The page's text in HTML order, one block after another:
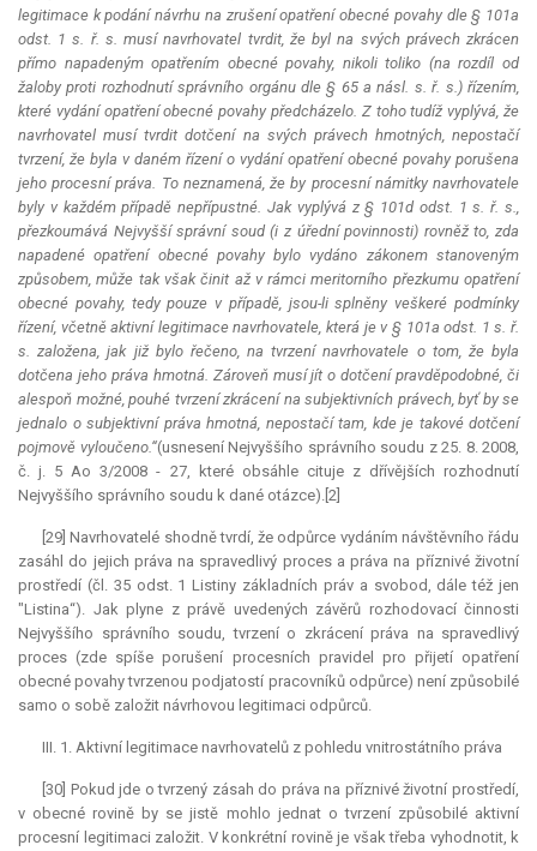
legitimace k podání návrhu na zrušení opatření obecné povahy dle § 101a
odst. 1 s. ř. s. musí navrhovatel tvrdit, že byl na svých právech zkrácen
přímo napadeným opatřením obecné povahy, nikoli toliko (na rozdíl od
žaloby proti rozhodnutí správního orgánu dle § 65 a násl. s. ř. s.) řízením,
které vydání opatření obecné povahy předcházelo. Z toho tudíž vyplývá, že
navrhovatel musí tvrdit dotčení na svých právech hmotných, nepostačí
tvrzení, že byla v daném řízení o vydání opatření obecné povahy porušena
jeho procesní práva. To neznamená, že by procesní námitky navrhovatele
byly v každém případě nepřípustné. Jak vyplývá z § 101d odst. 1 s. ř. s.,
přezkoumává Nejvyšší správní soud (i z úřední povinnosti) rovněž to, zda
napadené opatření obecné povahy bylo vydáno zákonem stanoveným
způsobem, může tak však činit až v rámci meritorního přezkumu opatření
obecné povahy, tedy pouze v případě, jsou-li splněny veškeré podmínky
řízení, včetně aktivní legitimace navrhovatele, která je v § 101a odst. 1 s. ř.
s. založena, jak již bylo řečeno, na tvrzení navrhovatele o tom, že byla
dotčena jeho práva hmotná. Zároveň musí jít o dotčení pravděpodobné, či
alespoň možné, pouhé tvrzení zkrácení na subjektivních právech, byť by se
jednalo o subjektivní práva hmotná, nepostačí tam, kde je takové dotčení
pojmově vyloučeno.“(usnesení Nejvyššího správního soudu z 25. 8. 2008,
č. j. 5 Ao 3/2008 - 27, které obsáhle cituje z dřívějších rozhodnutí
Nejvyššího správního soudu k dané otázce).[2]
[29] Navrhovatelé shodně tvrdí, že odpůrce vydáním návštěvního řádu
zasáhl do jejich práva na spravedlivý proces a práva na příznivé životní
prostředí (čl. 35 odst. 1 Listiny základních práv a svobod, dále též jen
"Listina“). Jak plyne z právě uvedených závěrů rozhodovací činnosti
Nejvyššího správního soudu, tvrzení o zkrácení práva na spravedlivý
proces (zde spíše porušení procesních pravidel pro přijetí opatření
obecné povahy tvrzenou podjatostí pracovníků odpůrce) není způsobilé
samo o sobě založit návrhovou legitimaci odpůrců.
III. 1. Aktivní legitimace navrhovatelů z pohledu vnitrostátního práva
[30] Pokud jde o tvrzený zásah do práva na příznivé životní prostředí,
v obecné rovině by se jistě mohlo jednat o tvrzení způsobilé aktivní
procesní legitimaci založit. V konkrétní rovině je však třeba vyhodnotit, k